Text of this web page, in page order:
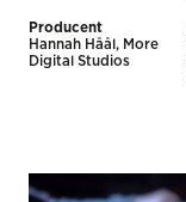
Producent
Hannah Håål, More
Digital Studios